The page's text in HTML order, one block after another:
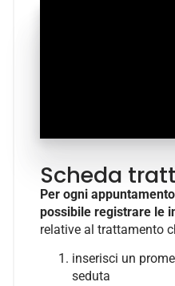
Scheda
Per ogni appuntamento
possibile registrare le
relative al trattamento
inserisci un
seduta